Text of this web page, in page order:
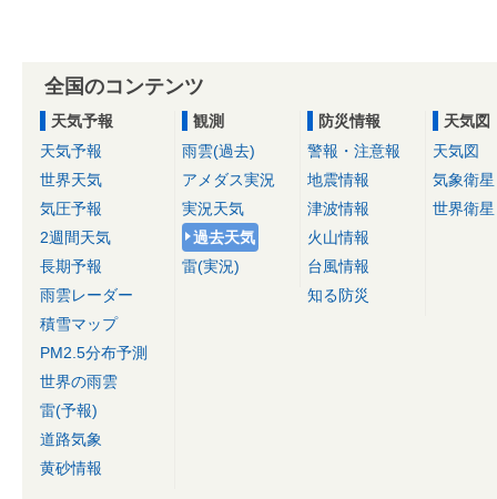
全国のコンテンツ
天気予報
天気予報
世界天気
気圧予報
2週間天気
長期予報
雨雲レーダー
積雪マップ
PM2.5分布予測
世界の雨雲
雷(予報)
道路気象
黄砂情報
観測
雨雲(過去)
アメダス実況
実況天気
過去天気
雷(実況)
防災情報
警報・注意報
地震情報
津波情報
火山情報
台風情報
知る防災
天気図
天気図
気象衛星
世界衛星